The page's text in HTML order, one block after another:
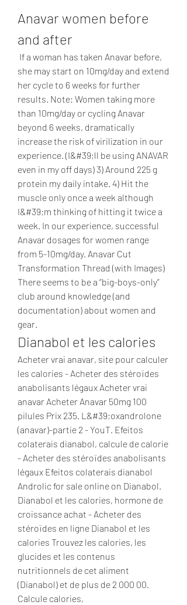
Anavar women before
and after
she may start on 10mg/day and extend
her cycle to 6 weeks for further
results. Note: Women taking more
than 10mg/day or cycling Anavar
beyond 6 weeks, dramatically
increase the risk of virilization in our
experience. (I&#39;ll be using ANAVAR
even in my off days) 3) Around 225 g
protein my daily intake. 4) Hit the
muscle only once a week although
I&#39;m thinking of hitting it twice a
week. In our experience, successful
Anavar dosages for women range
from 5-10mg/day. Anavar Cut
Transformation Thread (with Images)
There seems to be a “big-boys-only”
club around knowledge (and
documentation) about women and
gear.
Dianabol et les calories
Acheter vrai anavar, site pour calculer
les calories - Acheter des stéroïdes
anabolisants légaux Acheter vrai
anavar Acheter Anavar 50mg 100
pilules Prix 235. L&#39;oxandrolone
(anavar)-partie 2 - YouT. Efeitos
colaterais dianabol, calcule de calorie
- Acheter des stéroïdes anabolisants
légaux Efeitos colaterais dianabol
Androlic for sale online on Dianabol.
Dianabol et les calories, hormone de
croissance achat - Acheter des
stéroïdes en ligne Dianabol et les
calories Trouvez les calories, les
glucides et les contenus
nutritionnels de cet aliment
(Dianabol) et de plus de 2 000 00.
Calcule calories,